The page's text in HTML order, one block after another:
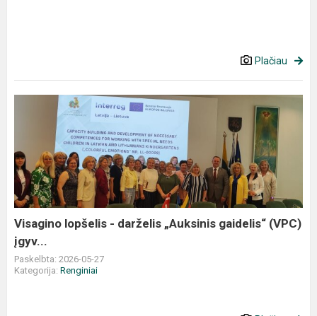
Plačiau
darželis
„Auksinis
gaidelis“
(VPC)
įgyv...
Visagino lopšelis - darželis „Auksinis gaidelis“ (VPC)
įgyv...
Paskelbta: 2026-05-27
Kategorija: Renginiai